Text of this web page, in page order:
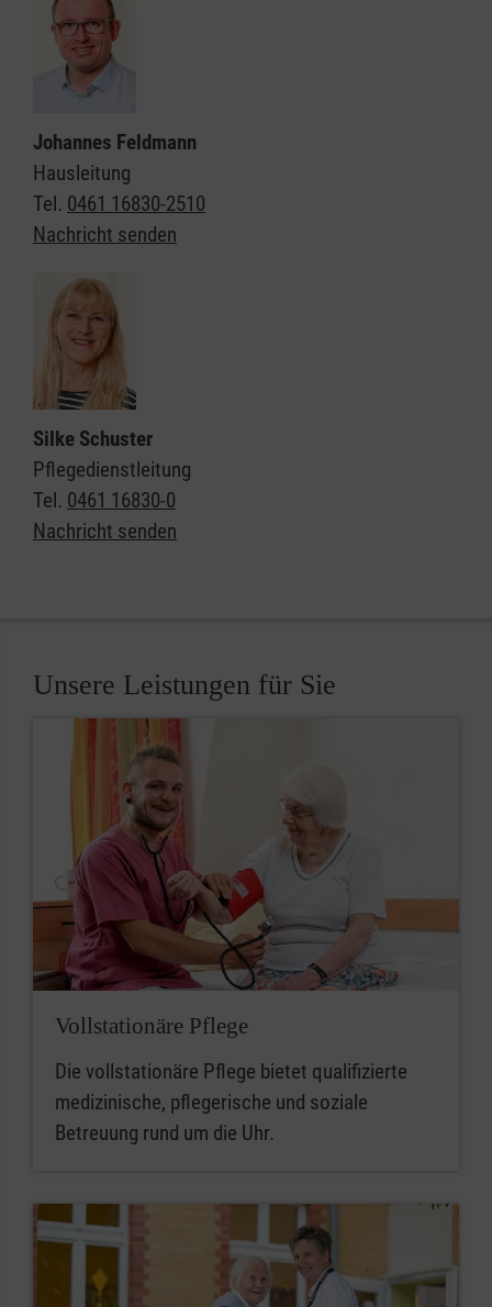
Johannes Feldmann
Hausleitung
Tel. 0461 16830-2510
Nachricht senden
Silke Schuster
Pflegedienstleitung
Tel. 0461 16830-0
Nachricht senden
Unsere Leistungen für Sie
Vollstationäre Pflege
Die vollstationäre Pflege bietet qualifizierte
medizinische, pflegerische und soziale
Betreuung rund um die Uhr.